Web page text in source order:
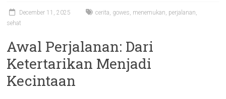
December 11, 2025 cerita, gowes, menemukan, perjalanan,
sehat
Awal Perjalanan: Dari
Ketertarikan Menjadi
Kecintaan